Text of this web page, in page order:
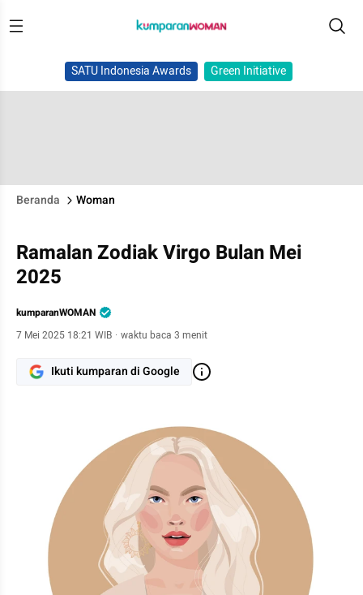
SATU Indonesia Awards Green Initiative
Beranda Woman
Ramalan Zodiak Virgo Bulan Mei
2025
kumparanWOMAN
7 Mei 2025 18:21 WIB · waktu baca 3 menit
Ikuti kumparan di Google